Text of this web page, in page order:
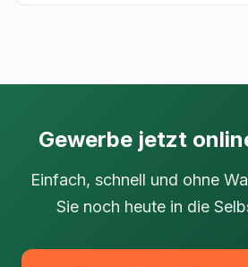
Gewerbe jetzt
Einfach, schnell und ohne
Sie noch heute in die